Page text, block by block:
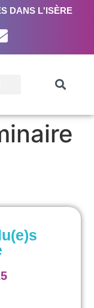
DANS L'ISÈRE